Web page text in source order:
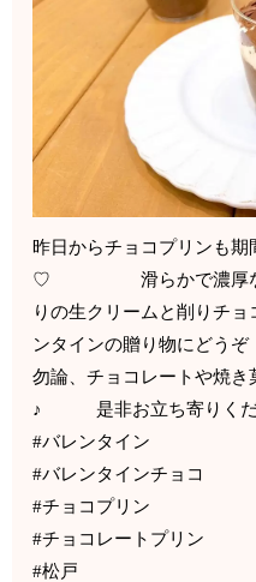
昨日からチョコプリンも期
♡ 滑らかで濃厚なチ
りの生クリームと削
ンタインの贈り物にど
勿論、チョコレートや焼
♪ 是非お立ち寄り
#バレンタイン
#バレンタインチョコ
#チョコプリン
#チョコレートプリン
#松戸